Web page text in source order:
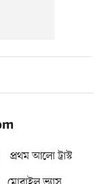
প্রথম আলো ট্রাস্ট